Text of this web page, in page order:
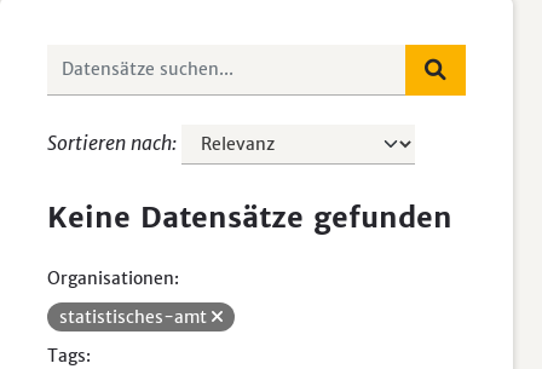
Sortieren nach
Keine Datensätze gefunden
Organisationen:
statistisches-amt
Tags: